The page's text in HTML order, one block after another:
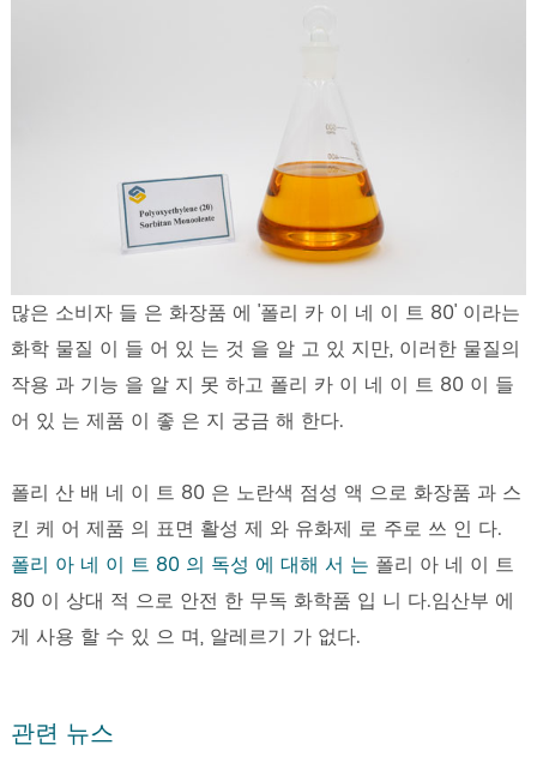
많은 소비자 들 은 화장품 에 '폴리 카 이 네 이 트 80' 이라는
화학 물질 이 들 어 있 는 것 을 알 고 있 지만, 이러한 물질의
작용 과 기능 을 알 지 못 하고 폴리 카 이 네 이 트 80 이 들
어 있 는 제품 이 좋 은 지 궁금 해 한다.
폴리 산 배 네 이 트 80 은 노란색 점성 액 으로 화장품 과 스
킨 케 어 제품 의 표면 활성 제 와 유화제 로 주로 쓰 인 다.
폴리 아 네 이 트 80 의 독성 에 대해 서 는 폴리 아 네 이 트
80 이 상대 적 으로 안전 한 무독 화학품 입 니 다.임산부 에
게 사용 할 수 있 으 며, 알레르기 가 없다.
관련 뉴스